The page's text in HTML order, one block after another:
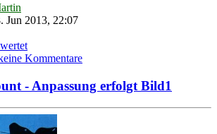
Jun 2013, 22:07
Kommentare
- Anpassung erfolgt Bild1